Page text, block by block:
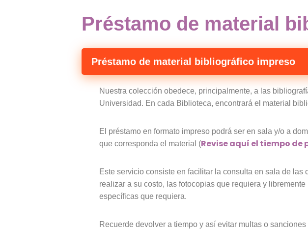
Préstamo de material
Préstamo de material bibliográfico impreso
Nuestra colección obedece, principalmente, a las
Universidad. En cada Biblioteca, encontrará el material
El préstamo en formato impreso podrá ser en sala y/o a
que corresponda el material (Revise aquí el tiempo de
Este servicio consiste en facilitar la consulta en sala de
realizar a su costo, las fotocopias que requiera y
específicas que requiera.
Recuerde devolver a tiempo y así evitar multas o sanciones